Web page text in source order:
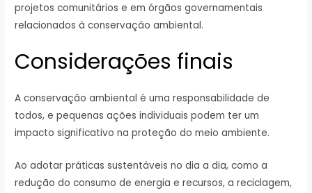
projetos comunitários e em órgãos governamentais
relacionados à conservação ambiental.
Considerações finais
A conservação ambiental é uma responsabilidade de
todos, e pequenas ações individuais podem ter um
impacto significativo na proteção do meio ambiente.
Ao adotar práticas sustentáveis no dia a dia, como a
redução do consumo de energia e recursos, a reciclagem,